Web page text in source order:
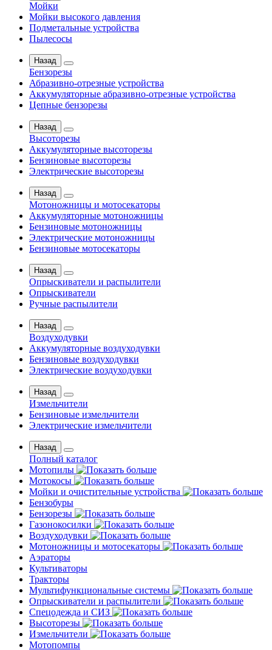
Мойки
Мойки высокого давления
Подметальные устройства
Пылесосы
Назад
Бензорезы
Абразивно-отрезные устройства
Аккумуляторные абразивно-отрезные устройства
Цепные бензорезы
Назад
Высоторезы
Аккумуляторные высоторезы
Бензиновые высоторезы
Электрические высоторезы
Назад
Мотоножницы и мотосекаторы
Аккумуляторные мотоножницы
Бензиновые мотоножницы
Электрические мотоножницы
Бензиновые мотосекаторы
Назад
Опрыскиватели и распылители
Опрыскиватели
Ручные распылители
Назад
Воздуходувки
Аккумуляторные воздуходувки
Бензиновые воздуходувки
Электрические воздуходувки
Назад
Измельчители
Бензиновые измельчители
Электрические измельчители
Назад
Полный каталог
Мотопилы
Мотокосы
Мойки и очистительные устройства
Бензобуры
Бензорезы
Газонокосилки
Воздуходувки
Мотоножницы и мотосекаторы
Аэраторы
Культиваторы
Тракторы
Мультифункциональные системы
Опрыскиватели и распылители
Спецодежда и СИЗ
Высоторезы
Измельчители
Мотопомпы